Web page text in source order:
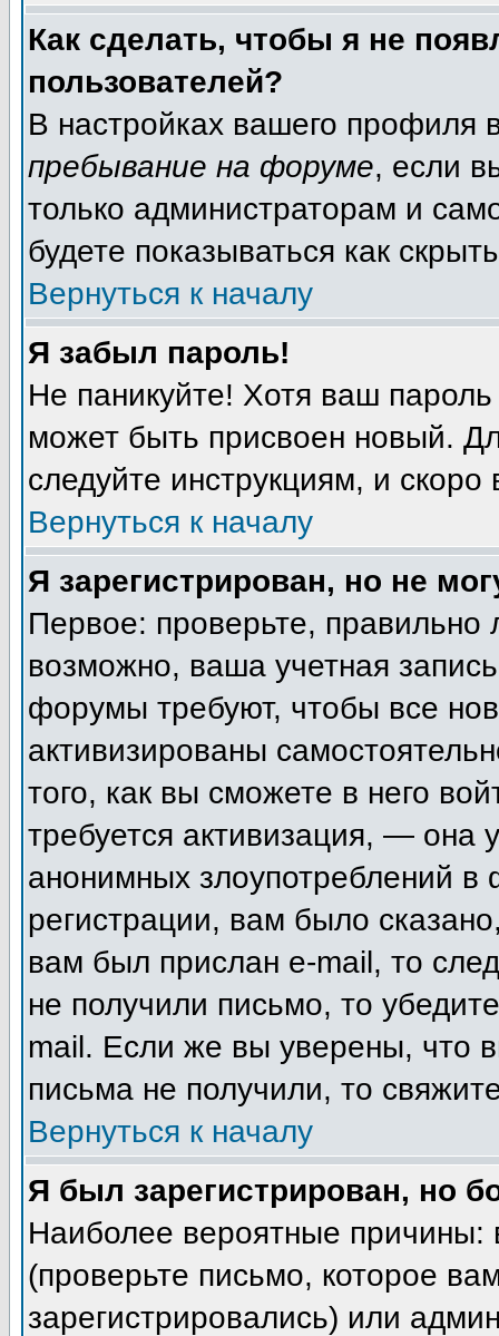
Как сделать, чтобы я не
пользователей?
В настройках вашего
пребывание на форуме, если
только администраторам и
будете показываться как
Вернуться к началу
Я забыл пароль!
Не паникуйте! Хотя ваш
может быть присвоен новый.
следуйте инструкциям, и
Вернуться к началу
Я зарегистрирован, но не
Первое: проверьте,
возможно, ваша учетная
форумы требуют, чтобы все
активизированы
того, как вы сможете в него
требуется активизация, — она
анонимных злоупотреблений
регистрации, вам было
вам был прислан e-mail, то
не получили письмо, то
mail. Если же вы уверены, что
письма не получили, то
Вернуться к началу
Я был зарегистрирован, но
Наиболее вероятные
(проверьте письмо, которое
зарегистрировались) или